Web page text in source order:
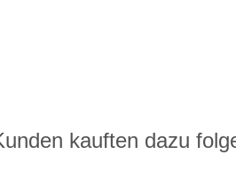
kauften dazu